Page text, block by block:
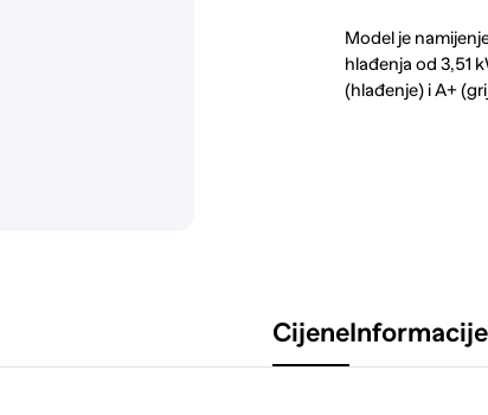
Model je
hlađenja od 3,51
(hlađenje) i A+
Cijene